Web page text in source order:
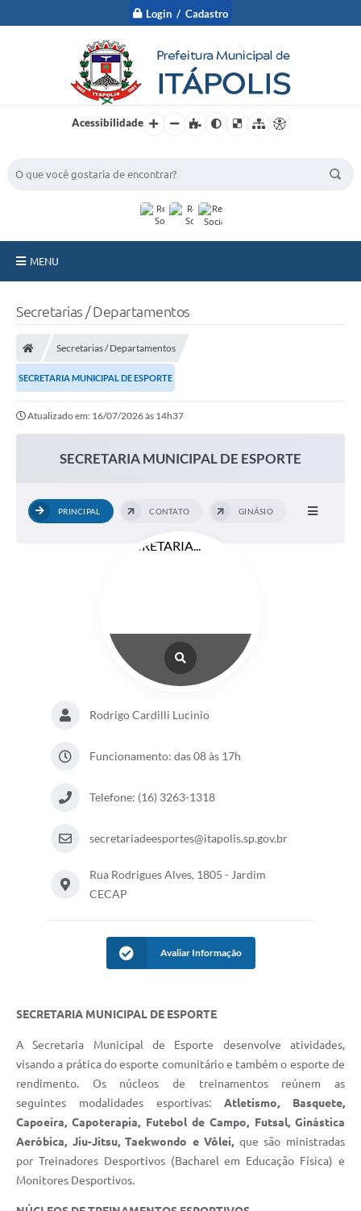
Login / Cadastro
Acessibilidade
MENU
Secretarias
Serviços Online
Editais
Planos de Tecnologia da Informação e Comunicação
Itinerário do Transporte Público de Itápolis
Água de Qualidade
Gasoduto (Gás Natural)
Carta de Serviços
Notícias
Galeria de Vídeos
Secretarias / Departamentos
Secretarias / Departamentos
SECRETARIA MUNICIPAL DE ESPORTE
Atualizado em: 16/07/2026 às 14h37
SECRETARIA MUNICIPAL DE ESPORTE
PRINCIPAL CONTATO GINÁSIO
Rodrigo Cardilli Lucinio
Funcionamento: das 08 às 17h
Telefone: (16) 3263-1318
secretariadeesportes@itapolis.sp.gov.br
Rua Rodrigues Alves, 1805 - Jardim
CECAP
Avaliar Informação
SECRETARIA MUNICIPAL DE ESPORTE
A Secretaria Municipal de Esporte desenvolve atividades,
visando a prática do esporte comunitário e também o esporte de
rendimento. Os núcleos de treinamentos reúnem as
seguintes modalidades esportivas: Atletismo, Basquete,
Capoeira, Capoterapia, Futebol de Campo, Futsal, Ginástica
Aeróbica, Jiu-Jitsu, Taekwondo e Vôlei, que são ministradas
por Treinadores Desportivos (Bacharel em Educação Física) e
Monitores Desportivos.